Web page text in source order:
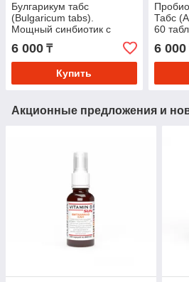
Булгарикум табс
(Bulgaricum tabs).
Мощный синбиотик с
инулином для ЖКТ,
иммунитета и чистых
сосудов
6 000 ₸
Купить
Табс
60
6 000
Акционные предложения и